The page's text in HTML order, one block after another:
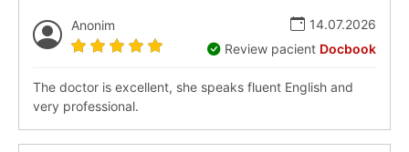
Anonim
14.07.2026
Review pacient Docbook
The doctor is excellent, she speaks fluent English and
very professional.